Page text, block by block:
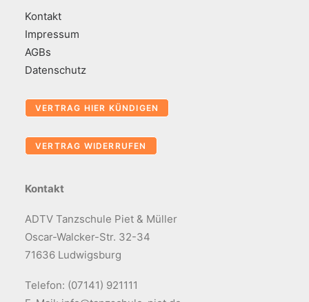
Kontakt
Impressum
AGBs
Datenschutz
Kontakt
ADTV Tanzschule Piet & Müller
Oscar-Walcker-Str. 32-34
71636 Ludwigsburg
Telefon: (07141) 921111